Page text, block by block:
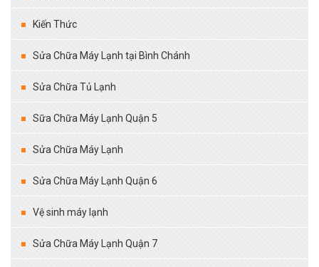
Kiến Thức
Sửa Chữa Máy Lạnh tại Bình Chánh
Sửa Chữa Tủ Lạnh
Sữa Chữa Máy Lạnh Quận 5
Sửa Chữa Máy Lạnh
Sửa Chữa Máy Lạnh Quận 6
Vệ sinh máy lạnh
Sửa Chữa Máy Lạnh Quận 7